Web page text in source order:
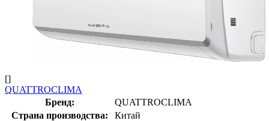
[]
QUATTROCLIMA
Бренд:
QUATTROCLIMA
Страна производства:
Китай